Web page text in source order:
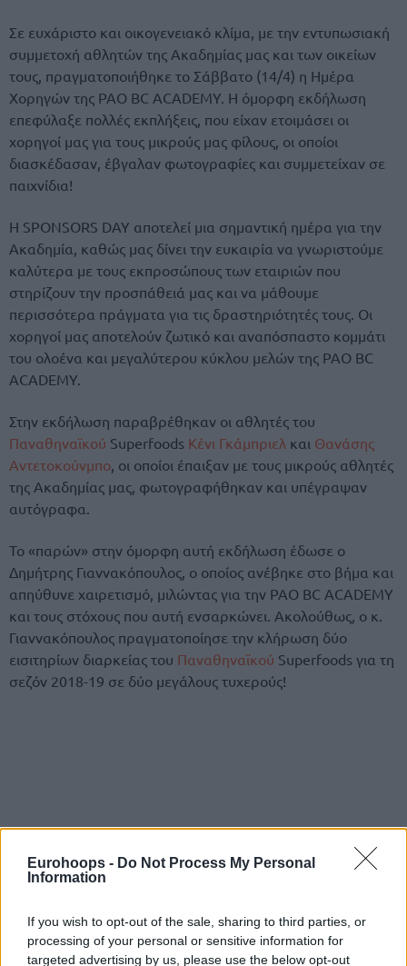
Eurohoops - Do Not Process My Personal
Information
If you wish to opt-out of the sale, sharing to third parties, or
processing of your personal or sensitive information for
targeted advertising by us, please use the below opt-out
Σε ευχάριστο και οικογενειακό κλίμα, με την εντυπωσιακή
συμμετοχή αθλητών της Ακαδημίας μας και των οικείων
τους, πραγματοποιήθηκε το Σάββατο (14/4) η Ημέρα
Χορηγών της PAO BC ACADEMY. Η όμορφη εκδήλωση
επεφύλαξε πολλές εκπλήξεις, που είχαν ετοιμάσει οι
χορηγοί μας για τους μικρούς μας φίλους, οι οποίοι
διασκέδασαν, έβγαλαν φωτογραφίες και συμμετείχαν σε
παιχνίδια!
Η SPONSORS DAY αποτελεί μια σημαντική ημέρα για την
Ακαδημία, καθώς μας δίνει την ευκαιρία να γνωριστούμε
καλύτερα με τους εκπροσώπους των εταιριών που
στηρίζουν την προσπάθειά μας και να μάθουμε
περισσότερα πράγματα για τις δραστηριότητές τους. Οι
χορηγοί μας αποτελούν ζωτικό και αναπόσπαστο κομμάτι
του ολοένα και μεγαλύτερου κύκλου μελών της PAO BC
ACADEMY.
Στην εκδήλωση παραβρέθηκαν οι αθλητές του
Παναθηναϊκού Superfoods Κένι Γκάμπριελ και Θανάσης
Αντετοκούνμπο, οι οποίοι έπαιξαν με τους μικρούς αθλητές
της Ακαδημίας μας, φωτογραφήθηκαν και υπέγραψαν
αυτόγραφα.
Το «παρών» στην όμορφη αυτή εκδήλωση έδωσε ο
Δημήτρης Γιαννακόπουλος, ο οποίος ανέβηκε στο βήμα και
απηύθυνε χαιρετισμό, μιλώντας για την PAO BC ACADEMY
και τους στόχους που αυτή ενσαρκώνει. Ακολούθως, ο κ.
Γιαννακόπουλος πραγματοποίησε την κλήρωση δύο
εισιτηρίων διαρκείας του Παναθηναϊκού Superfoods για τη
σεζόν 2018-19 σε δύο μεγάλους τυχερούς!